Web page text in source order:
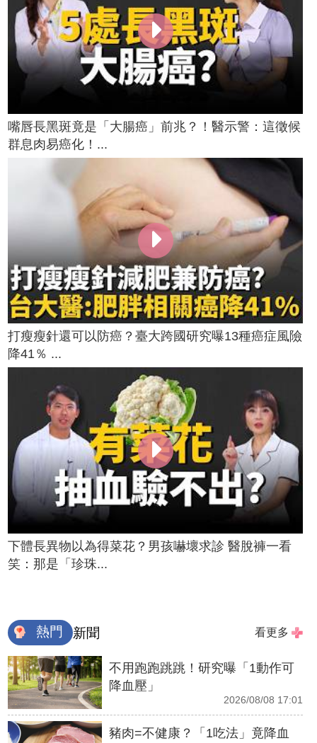
嘴唇長黑斑竟是「大腸癌」前兆？！醫示警：這徵候
群息肉易癌化！...
打瘦瘦針還可以防癌？臺大跨國研究曝13種癌症風險
降41％ ...
下體長異物以為得菜花？男孩嚇壞求診 醫脫褲一看
笑：那是「珍珠...
熱門 新聞 看更多
不用跑跑跳跳！研究曝「1動作可
降血壓」
2026/08/08 17:01
豬肉=不健康？「1吃法」竟降血